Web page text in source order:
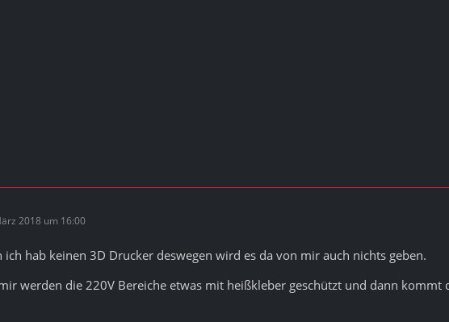
2018 um 16:00
ich hab keinen 3D Drucker deswegen wird es da von mir auch nichts geben.
werden die 220V Bereiche etwas mit heißkleber geschützt und dann kommt